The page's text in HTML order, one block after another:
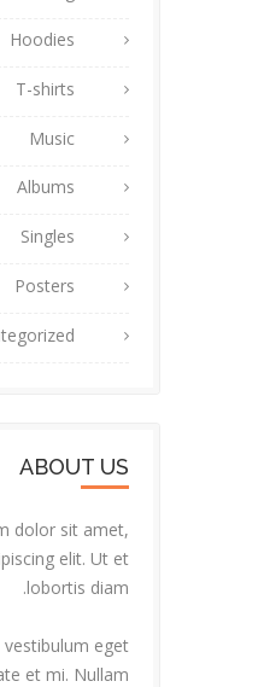
Hoodies
T-shirts
Music
Albums
Singles
Posters
ABOUT US
dolor sit amet,
elit. Ut et
lobortis diam.
vestibulum eget
et mi. Nullam